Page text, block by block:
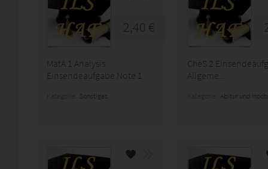
2,40 €
MatA 1 Analysis
Einsendeaufgabe Note 1
Sonstiges
CheS 2
Allgeme...
Abitur und